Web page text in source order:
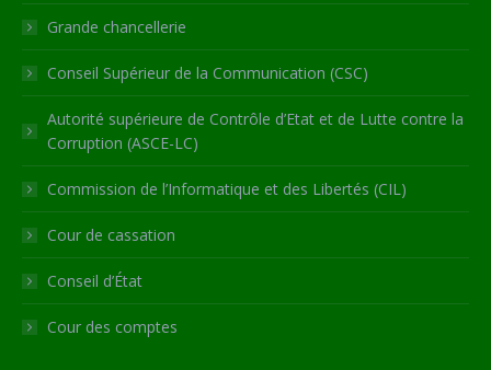
Grande chancellerie
Conseil Supérieur de la Communication (CSC)
Autorité supérieure de Contrôle d’Etat et de Lutte contre la
Corruption (ASCE-LC)
Commission de l’Informatique et des Libertés (CIL)
Cour de cassation
Conseil d’État
Cour des comptes